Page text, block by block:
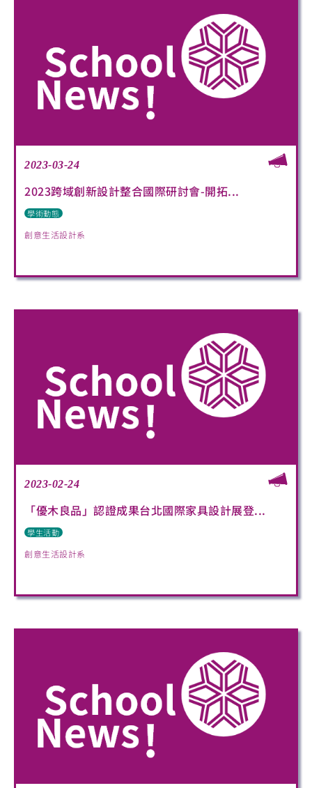
2023-03-24
2023跨域創新設計整合國際研討會-開拓...
學術動態
創意生活設計系
2023-02-24
「優木良品」認證成果台北國際家具設計展登...
學生活動
創意生活設計系